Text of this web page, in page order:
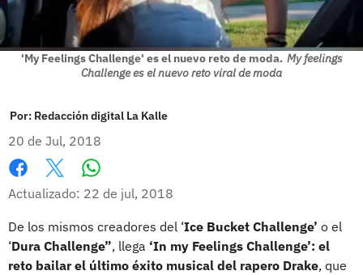
'My Feelings Challenge' es el nuevo reto de moda. My feelings
Challenge es el nuevo reto viral de moda
Por: Redacción digital La Kalle
20 de Jul, 2018
Facebook
X
Actualizado: 22 de jul, 2018
De los mismos creadores del ‘Ice Bucket Challenge’ o el
‘Dura Challenge”, llega ‘In my Feelings Challenge’: el
reto bailar el último éxito musical del rapero Drake, que